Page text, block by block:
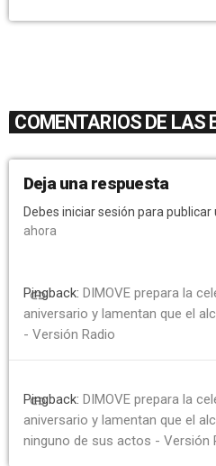
COMENTARIOS DE LAS
Deja una respuesta
Debes iniciar sesión para publicar
ahora
link
Pingback: DIMOVE prepara la
aniversario y lamentan que el
- Versión Radio
link
Pingback: DIMOVE prepara la
aniversario y lamentan que el
ninguno de sus actos - Versión